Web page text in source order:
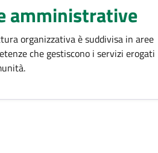
amministrative
organizzativa è suddivisa in aree
che gestiscono i servizi erogati